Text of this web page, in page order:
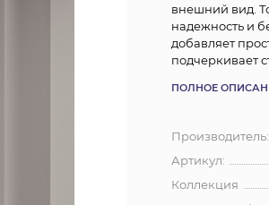
внешний вид.
надежность и
добавляет
подчеркивает
ПОЛНОЕ
Производитель:
Артикул:
Коллекция